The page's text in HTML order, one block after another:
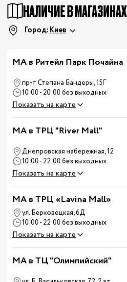
НАЛИЧИЕ В МАГАЗИНАХ
Город:Киев
МА в Ритейл Парк Почайна
пр-т Степана Бандеры, 15Г
10:00 - 20:00 без выходных
Показать на карте
MA в ТРЦ "River Mall"
Днепровская набережная, 12
10:00 - 22:00 без выходных
Показать на карте
MA в ТРЦ «Lavina Mall»
ул. Берковецкая, 6Д
10:00 - 22:00 без выходных
Показать на карте
MA в ТЦ "Олимпийский"